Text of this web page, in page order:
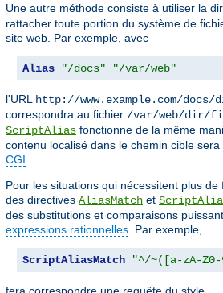
Une autre méthode consiste à utiliser la
rattacher toute portion du système de
site web. Par exemple, avec
Alias "/docs" "/var/web"
l'URL http://www.example.com/
correspondra au fichier /var/web/dir/
ScriptAlias fonctionne de la même
contenu localisé dans le chemin cible
CGI
Pour les situations qui nécessitent plus
des directives AliasMatch et
des substitutions et comparaisons
expressions rationnelles . Par exemple,
ScriptAliasMatch "^/~([a-zA-
fera correspondre une requête du style